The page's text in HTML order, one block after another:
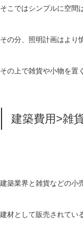
そこではシンプルに空間
その分、照明計画はより
その上で雑貨や小物を置
建築費用>雑
建築業界と雑貨などの小
建材として販売されてい